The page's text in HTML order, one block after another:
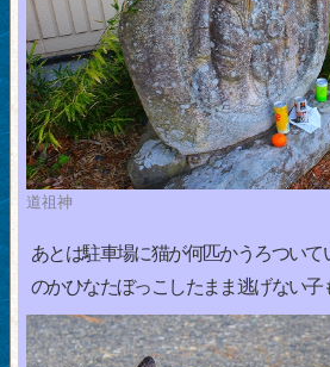
道祖神
あとは駐車場に猫が何匹かうろついて
のかひなたぼっこしたまま逃げない子